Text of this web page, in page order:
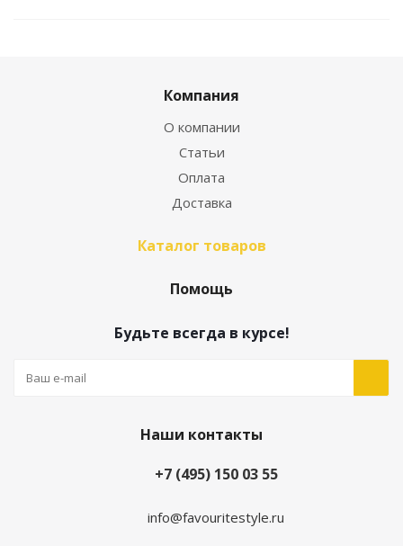
Компания
О компании
Статьи
Оплата
Доставка
Каталог товаров
Помощь
Будьте всегда в курсе!
Наши контакты
+7 (495) 150 03 55
info@favouritestyle.ru